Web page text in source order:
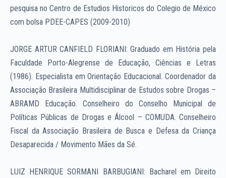
pesquisa no Centro de Estudios Historicos do Colegio de México
com bolsa PDEE-CAPES (2009-2010)
JORGE ARTUR CANFIELD FLORIANI: Graduado em História pela
Faculdade Porto-Alegrense de Educação, Ciências e Letras
(1986). Especialista em Orientação Educacional. Coordenador da
Associação Brasileira Multidisciplinar de Estudos sobre Drogas –
ABRAMD Educação. Conselheiro do Conselho Municipal de
Políticas Públicas de Drogas e Álcool – COMUDA. Conselheiro
Fiscal da Associação Brasileira de Busca e Defesa da Criança
Desaparecida / Movimento Mães da Sé.
LUIZ HENRIQUE SORMANI BARBUGIANI: Bacharel em Direito